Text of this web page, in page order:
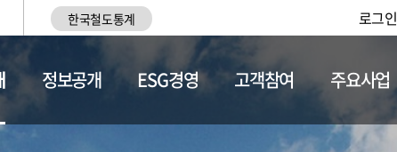
한국철도통계 로그인
정보공개 ESG경영 고객참여 주요사업